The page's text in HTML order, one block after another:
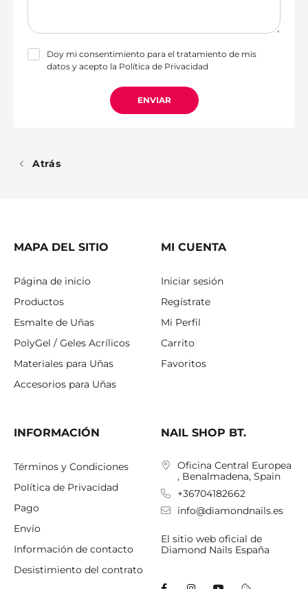
Doy mi consentimiento para el tratamiento de mis
datos y acepto la Política de Privacidad
ENVIAR
Atrás
MAPA DEL SITIO
Página de inicio
Productos
Esmalte de Uñas
PolyGel / Geles Acrílicos
Materiales para Uñas
Accesorios para Uñas
MI CUENTA
Iniciar sesión
Regístrate
Mi Perfil
Carrito
Favoritos
INFORMACIÓN
Términos y Condiciones
Política de Privacidad
Pago
Envío
Información de contacto
Desistimiento del contrato
NAIL SHOP BT.
Oficina Central Europea
, Benalmadena, Spain
+36704182662
info@diamondnails.es
El sitio web oficial de
Diamond Nails España